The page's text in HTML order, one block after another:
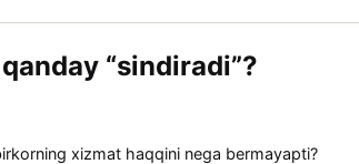
“sindiradi”?
xizmat haqqini nega bermayapti?